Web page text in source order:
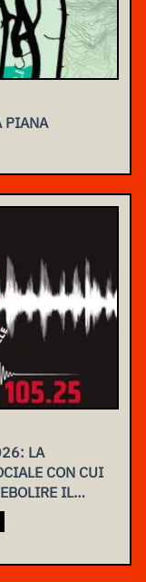
PIANA
LA
CON CUI
IL